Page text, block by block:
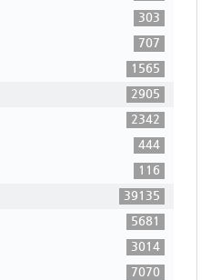
303
707
1565
2905
2342
444
116
39135
5681
3014
7070